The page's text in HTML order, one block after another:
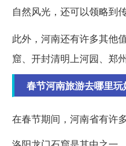
自然风光，还可以领略到
此外，河南还有许多其他
窟、开封清明上河园、郑
春节河南旅游去哪里玩
在春节期间，河南省有许